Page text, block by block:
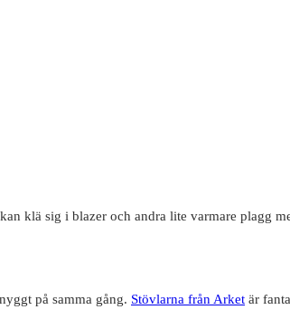
klä sig i blazer och andra lite varmare plagg
på samma gång. Stövlarna från Arket är